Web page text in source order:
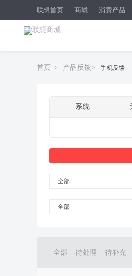
联想首页 商城 消费产品
首页 > 产品反馈> 手机反馈
系统
全部
全部
全部 待处理 待补充